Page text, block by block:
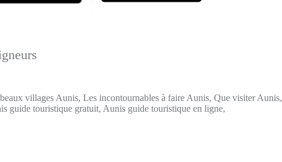
villages Aunis, Les incontournables à faire Aunis, Que visiter Aunis,
guide touristique gratuit, Aunis guide touristique en ligne,